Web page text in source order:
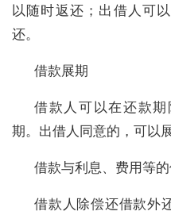
以随时返还；出借人可
还。
借款展期
借款人可以在还款
期。出借人同意的，可以展
借款与利息、费用等
借款人除偿还借款外